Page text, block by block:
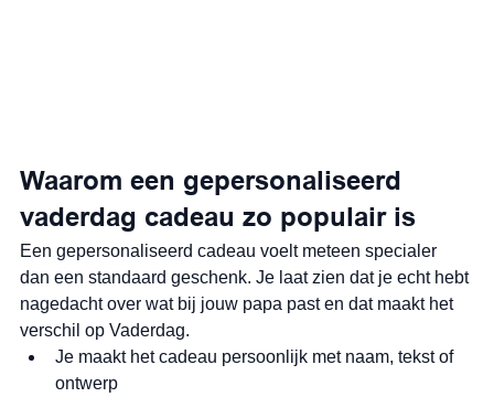
Waarom een gepersonaliseerd
vaderdag cadeau zo populair is
Een gepersonaliseerd cadeau voelt meteen specialer
dan een standaard geschenk. Je laat zien dat je echt hebt
nagedacht over wat bij jouw papa past en dat maakt het
verschil op Vaderdag.
Je maakt het cadeau persoonlijk met naam, tekst of
ontwerp